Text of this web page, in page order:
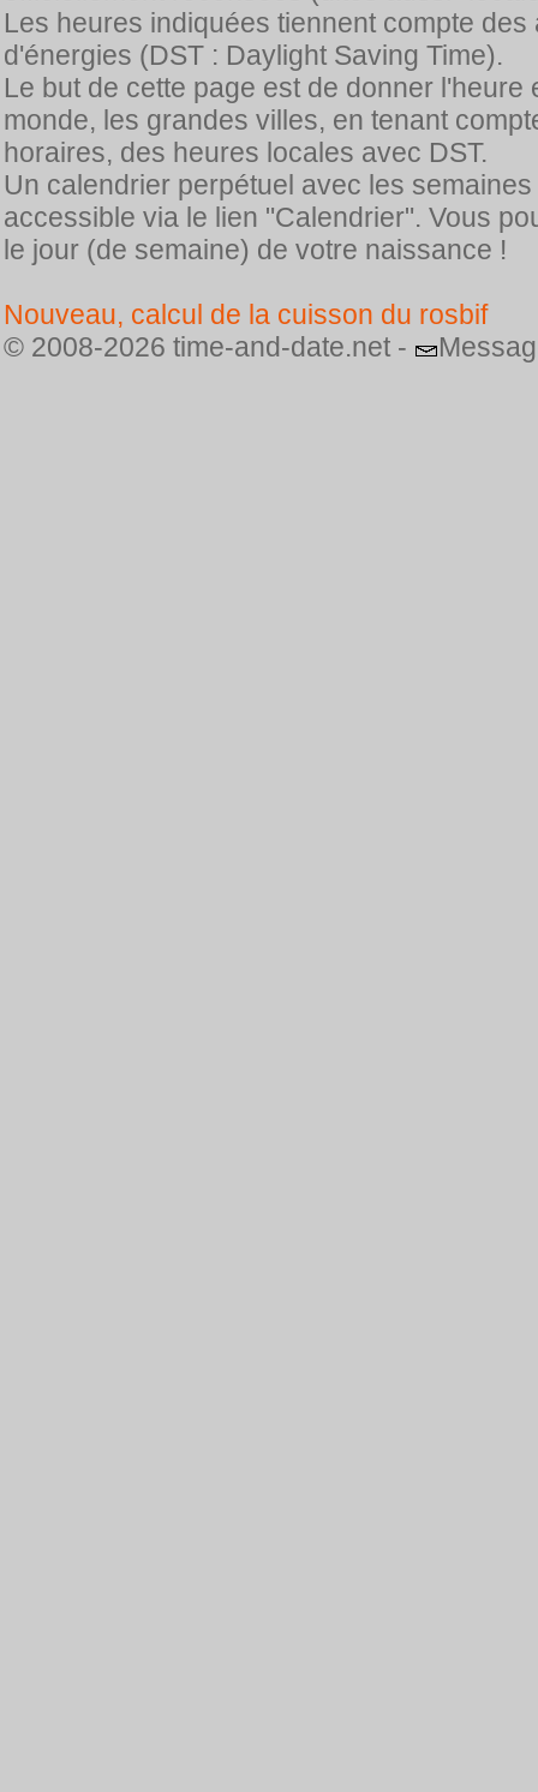
Les heures indiquées tiennent compte
d'énergies (DST : Daylight Saving Time).
Le but de cette page est de donner
monde, les grandes villes, en tenant
horaires, des heures locales avec DST.
Un calendrier perpétuel avec les
accessible via le lien "Calendrier". Vous
le jour (de semaine) de votre naissance !
Nouveau, calcul de la cuisson du rosbif
© 2008-2026 time-and-date.net -